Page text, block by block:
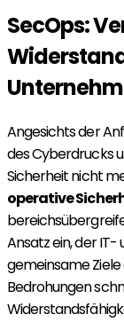
SecOps:
Angesichts der
des Cyberdrucks
Sicherheit nicht
operative
Ansatz ein, der
gemeinsame
Bedrohungen